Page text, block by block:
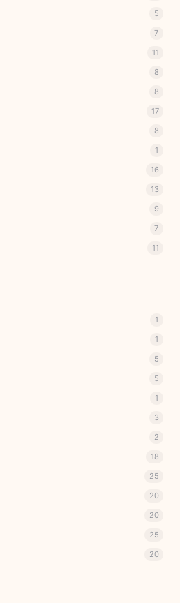
5
7
11
8
8
17
8
1
16
13
9
7
11
1
1
5
5
1
3
2
18
25
20
20
25
20